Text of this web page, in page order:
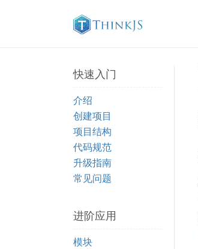
快速入门
介绍
创建项目
项目结构
代码规范
升级指南
常见问题
进阶应用
模块